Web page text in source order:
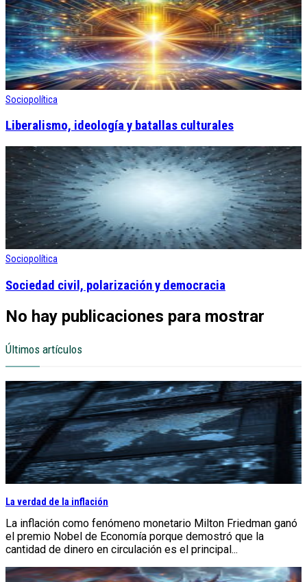
Sociopolítica
Liberalismo, ideología y batallas culturales
Sociopolítica
Sociedad civil, polarización y democracia
No hay publicaciones para mostrar
Últimos artículos
La verdad de la inflación
La inflación como fenómeno monetario Milton Friedman ganó
el premio Nobel de Economía porque demostró que la
cantidad de dinero en circulación es el principal...